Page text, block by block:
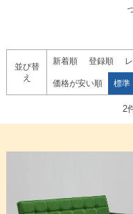
並び替
え
新着順 登録順
価格が安い順 標準
2